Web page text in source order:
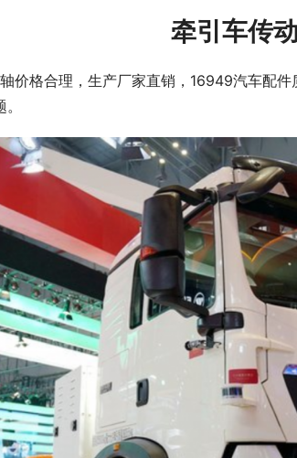
牵引车传
价格合理，生产厂家直销，16949汽车配